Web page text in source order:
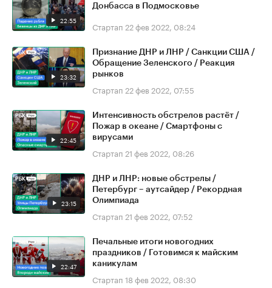
22:55
Донбасса в Подмосковье
Стартап 22 фев 2022, 08:24
23:32
Признание ДНР и ЛНР / Санкции США /
Обращение Зеленского / Реакция
рынков
Стартап 22 фев 2022, 07:55
22:45
Интенсивность обстрелов растёт /
Пожар в океане / Смартфоны с
вирусами
Стартап 21 фев 2022, 08:26
23:15
ДНР и ЛНР: новые обстрелы /
Петербург – аутсайдер / Рекордная
Олимпиада
Стартап 21 фев 2022, 07:52
22:47
Печальные итоги новогодних
праздников / Готовимся к майским
каникулам
Стартап 18 фев 2022, 08:30